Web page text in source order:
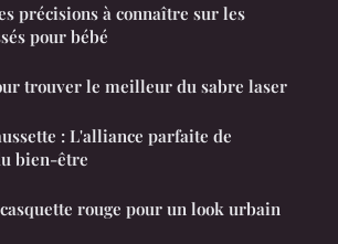
précisions à connaître sur les
pour bébé
trouver le meilleur du sabre laser
: L'alliance parfaite de
bien-être
rouge pour un look urbain